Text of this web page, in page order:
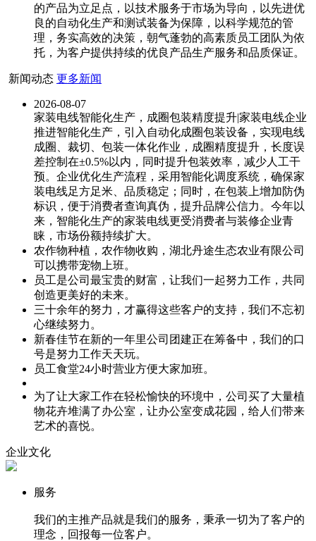
的产品为立足点，以技术服务于市场为导向，以先进优
良的自动化生产和测试装备为保障，以科学规范的管
理，务实高效的决策，朝气蓬勃的高素质员工团队为依
托，为客户提供持续的优良产品生产服务和品质保证。
新闻动态 更多新闻
2026-08-07
家装电线智能化生产，成圈包装精度提升|家装电线企业
推进智能化生产，引入自动化成圈包装设备，实现电线
成圈、裁切、包装一体化作业，成圈精度提升，长度误
差控制在±0.5%以内，同时提升包装效率，减少人工干
预。企业优化生产流程，采用智能化调度系统，确保家
装电线足方足米、品质稳定；同时，在包装上增加防伪
标识，便于消费者查询真伪，提升品牌公信力。今年以
来，智能化生产的家装电线更受消费者与装修企业青
睐，市场份额持续扩大。
农作物种植，农作物收购，湖北丹途生态农业有限公司
可以携带宠物上班。
员工是公司最宝贵的财富，让我们一起努力工作，共同
创造更美好的未来。
三十余年的努力，才赢得这些客户的支持，我们不忘初
心继续努力。
新春佳节在新的一年里公司团建正在筹备中，我们的口
号是努力工作天天玩。
员工食堂24小时营业方便大家加班。
为了让大家工作在轻松愉快的环境中，公司买了大量植
物花卉堆满了办公室，让办公室变成花园，给人们带来
艺术的喜悦。
企业文化
服务
我们的主推产品就是我们的服务，秉承一切为了客户的
理念，回报每一位客户。